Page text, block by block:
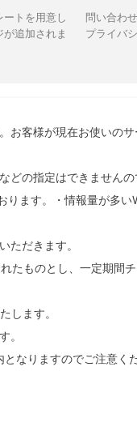
トを用意し
追加されま
問い合わ
プライバ
お客様が現在お使いの
の指定はできませんの
ります。・情報量が多
ただきます。
たものとし、一定期間
します。
。
なりますのでご注意くだ